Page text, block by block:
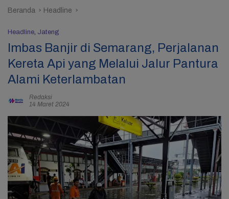
Beranda Headline
Headline, Jateng
Imbas Banjir di Semarang, Perjalanan
Kereta Api yang Melalui Jalur Pantura
Alami Keterlambatan
Redaksi
14 Maret 2024